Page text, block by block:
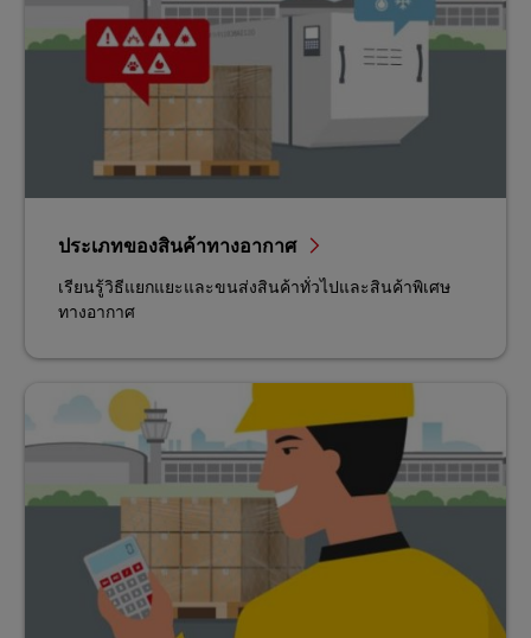
ประเภทของสินค้าทางอากาศ
เรียนรู้วิธีแยกแยะและขนส่งสินค้าทั่วไปและสินค้าพิเศษ
ทางอากาศ